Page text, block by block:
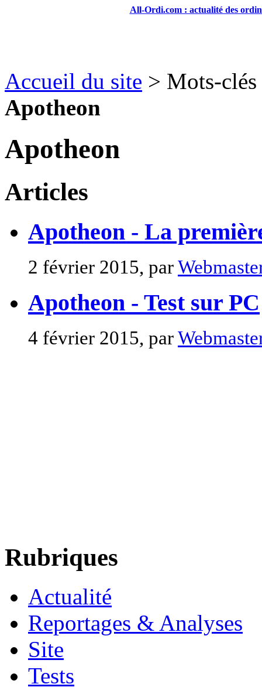
All-Ordi.com : actualité des
Accueil du site > Mots-clés
Apotheon
Apotheon
Articles
Apotheon - La
2 février 2015, par
Apotheon - Test sur PC
4 février 2015, par
Rubriques
Actualité
Reportages & Analyses
Site
Tests